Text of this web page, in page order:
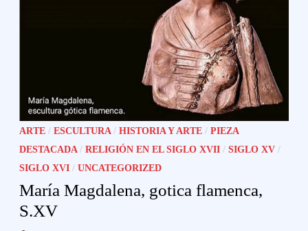
ARTE /ESCULTURA /HISTORIA Y ARTE /PIEZA
DESTACADA /RELIGIÓN EN EL SIGLO XVII /SIGLO XV /
SIGLO XVI /UNCATEGORIZED
María Magdalena, gotica flamenca,
S.XV